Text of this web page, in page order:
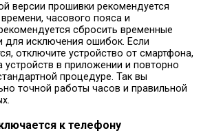
версии прошивки рекомендуется
часового пояса и
сбросить временные
для исключения ошибок. Если
отключите устройство от смартфона,
устройств в приложении и повторно
процедуре. Так вы
точной работы часов и правильной
к телефону